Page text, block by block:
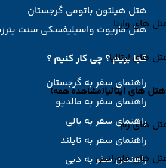
های وارنا
های ایتالیا
هتل های ایتالیا(مشاهده همه)
های رم
های فلورانس
هتل هیلتون باتومی گرجستان
هتل ماریوت واسیلیفسکی سنت
کجا بریم ؟ چی کار کنیم ؟
راهنمای سفر به گرجستان
راهنمای سفر به مالدیو
راهنمای سفر به بالی
راهنمای سفر به تایلند
راهنمای سفر به دبی